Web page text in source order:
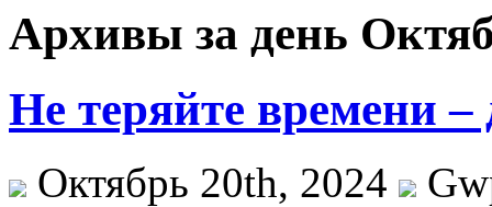
Архивы за день
Не теряйте времени
Октябрь 20th, 2024